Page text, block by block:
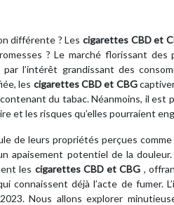
différente ? Lescigarettes CBD et
? Le marché florissant
l’intérêt grandissant des
les cigarettes CBD et CBG
du tabac. Néanmoins, il est
et les risques qu’elles pourraient
de leurs propriétés perçues
apaisement potentiel de la
les cigarettes CBD et CBG ,
connaissent déjà l’acte de fumer.
Nous allons explorer